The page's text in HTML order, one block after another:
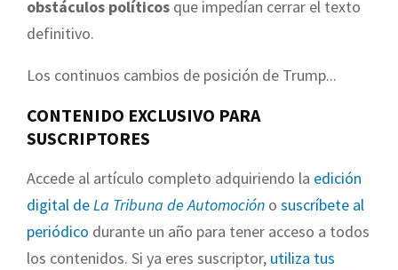
obstáculos políticos que impedían cerrar el texto
definitivo.
Los continuos cambios de posición de Trump...
CONTENIDO EXCLUSIVO PARA
SUSCRIPTORES
Accede al artículo completo adquiriendo la edición
digital deLa Tribuna de Automoción o suscríbete al
periódico durante un año para tener acceso a todos
los contenidos. Si ya eres suscriptor, utiliza tus